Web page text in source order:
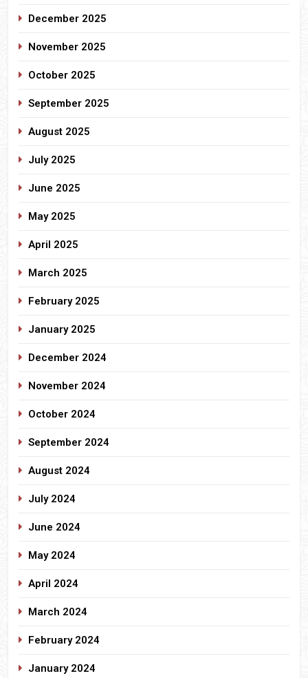
December 2025
November 2025
October 2025
September 2025
August 2025
July 2025
June 2025
May 2025
April 2025
March 2025
February 2025
January 2025
December 2024
November 2024
October 2024
September 2024
August 2024
July 2024
June 2024
May 2024
April 2024
March 2024
February 2024
January 2024